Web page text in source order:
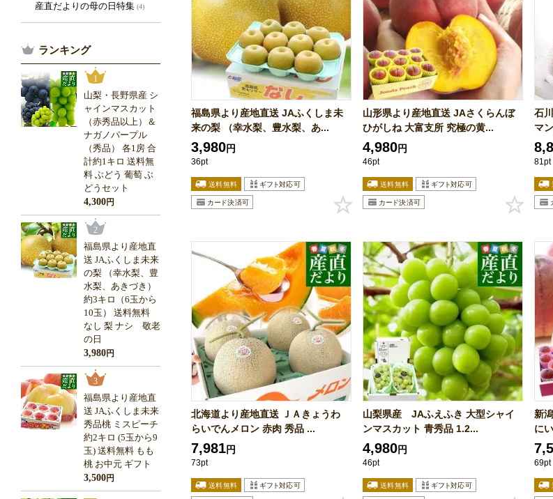
福島県より産地直送 JAふくしま未
来の梨 （幸水梨、豊水梨、あ...
3,980円
36pt
山形県より産地直送 JAさくらんぼ
ひがしね 大富支所 究極の黄...
4,980円
46pt
石
マ
81pt
北海道より産地直送 ＪＡきょうわ
らいでんメロン 赤肉 秀品 ...
7,981円
73pt
山梨県産 JAふえふき 大型シャイ
ンマスカット 青秀品 1.2...
4,980円
46pt
新
に
69pt
産直だよりの母の日特集 (4)
ランキング
1
山梨・長野県産 シ
ャインマスカット
（赤秀品以上）＆
ナガノパープル
（秀品） 各1房 合
計約1キロ 送料無
料 ぶどう 葡萄 ぶ
どうセット
4,300円
2
福島県より産地直
送 JAふくしま未来
の梨 （幸水梨、豊
水梨、あきづき）
約3キロ（6玉から
10玉） 送料無料
なし 梨 ナシ 敬老
の日
3,980円
3
福島県より産地直
送 JAふくしま未来
秀品桃 ミスピーチ
約2キロ (5玉から9
玉) 送料無料 もも
桃 お中元 ギフト
3,500円